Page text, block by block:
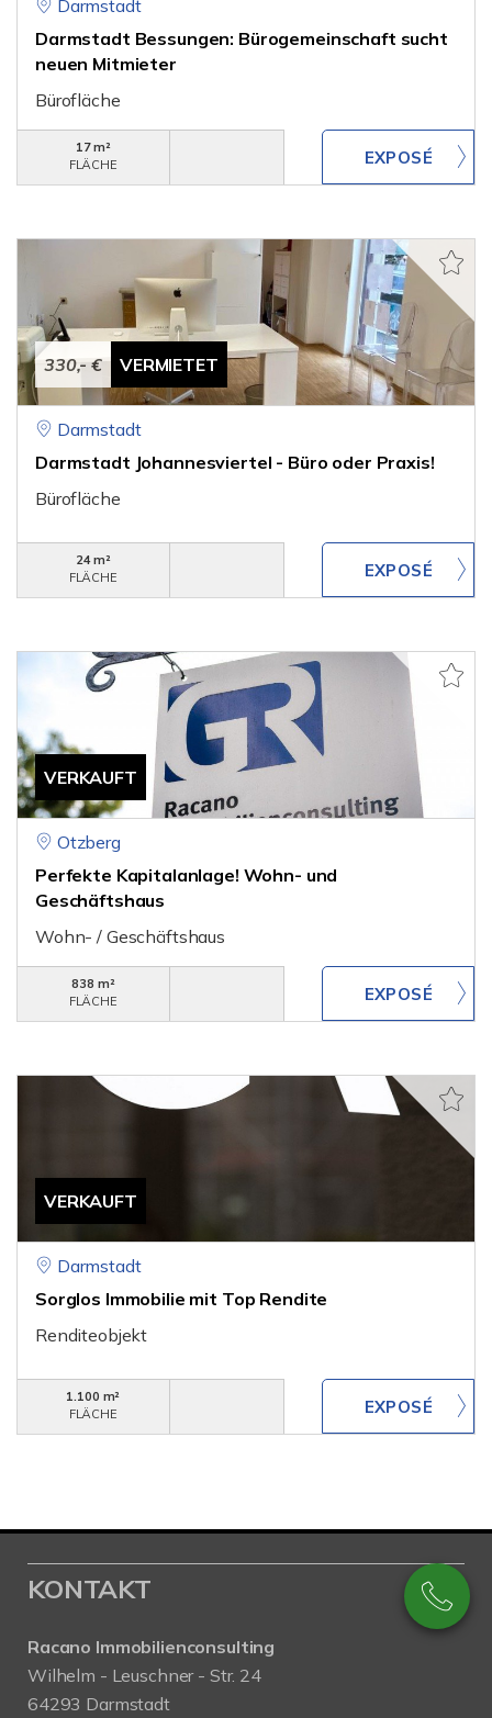
Darmstadt
Darmstadt Bessungen: Bürogemeinschaft sucht
neuen Mitmieter
Bürofläche
17 m²
FLÄCHE
330,- € VERMIETET
Darmstadt
Darmstadt Johannesviertel - Büro oder Praxis!
Bürofläche
24 m²
FLÄCHE
VERKAUFT
Otzberg
Perfekte Kapitalanlage! Wohn- und
Geschäftshaus
Wohn- / Geschäftshaus
838 m²
FLÄCHE
VERKAUFT
Darmstadt
Sorglos Immobilie mit Top Rendite
Renditeobjekt
1.100 m²
FLÄCHE
KONTAKT
Racano Immobilienconsulting
Wilhelm - Leuschner - Str. 24
64293 Darmstadt